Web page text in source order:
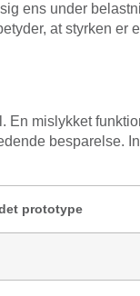
ens under
at styrken er
mislykket
besparelse.
prototype